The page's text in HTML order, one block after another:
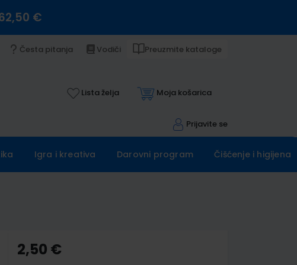
€
Česta pitanja Vodiči Preuzmite kataloge
Lista želja Moja košarica
Prijavite se
Igra i kreativa Darovni program Čišćenje i higijena
2,50 €